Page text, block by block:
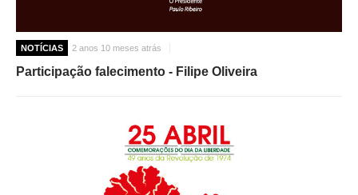
NOTÍCIAS 2 anos 10 meses atrás
Participação falecimento - Filipe Oliveira